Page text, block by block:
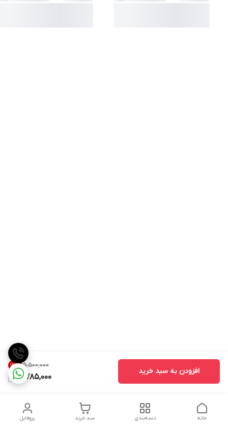
۵٬۵۰۰٬۰۰۰ 13%
4,785,000
افزودن به سبد خرید
پروفایل سبد خرید دسته‌بندی خانه